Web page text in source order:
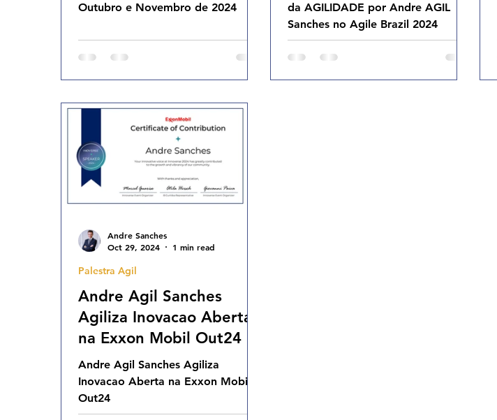
Outubro e Novembro de 2024
da AGILIDADE por Andre AGIL
Sanches no Agile Brazil 2024
Andre Agil Sanches
Agiliza Inovacao Aberta
na Exxon Mobil Out24
Andre Agil Sanches Agiliza
Inovacao Aberta na Exxon Mobil
Out24
Palestra Agil
Andre Sanches
Oct 29, 2024
1 min read